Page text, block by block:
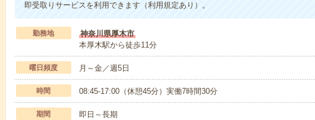
即受取りサービスを利用できます（利用規定あり）。
勤務地
神奈川県厚木市
本厚木駅から徒歩11分
曜日頻度 月～金／週5日
時間 08:45-17:00（休憩45分）実働7時間30分
期間 即日～長期